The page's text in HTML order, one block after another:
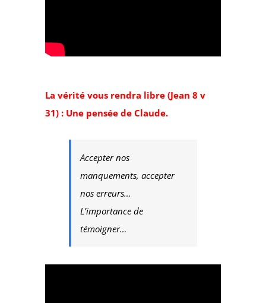
La vérité vous rendra libre (Jean 8 v
31) : Une pensée de Claude.
Accepter nos
manquements, accepter
nos erreurs…
L’importance de
témoigner…